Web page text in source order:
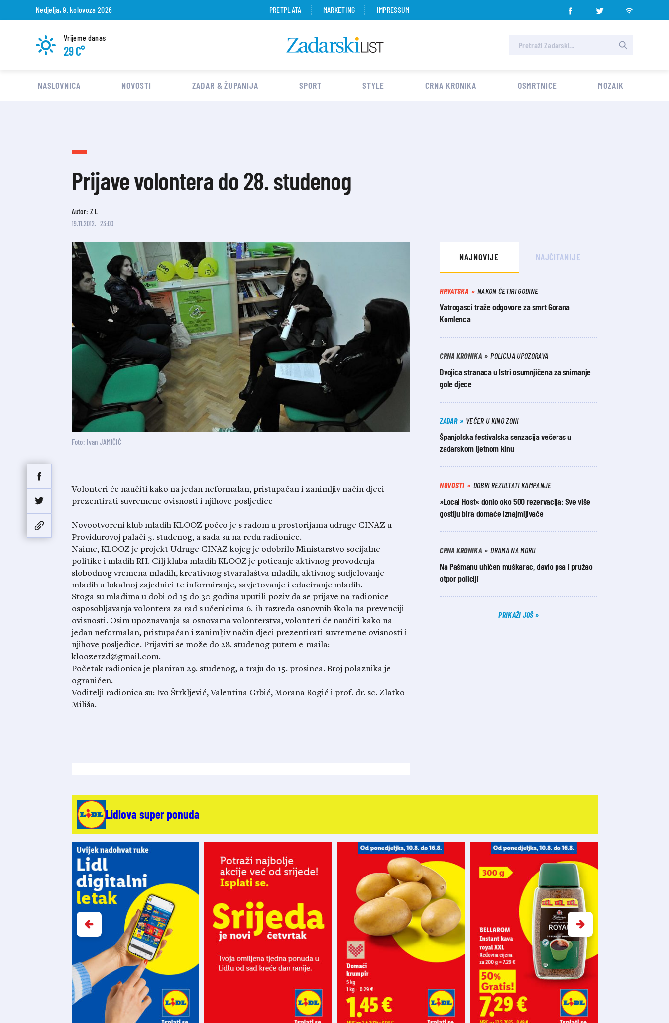
Nedjelja, 9. kolovoza 2026 PRETPLATA MARKETING IMPRESSUM
Vrijeme danas
29 C°
NASLOVNICA NOVOSTI ZADAR & ŽUPANIJA SPORT STYLE CRNA KRONIKA OSMRTNICE MOZAIK
Prijave volontera do 28. studenog
Autor: Z L
19.11.2012. 23:00
Foto: Ivan JAMIČIĆ
Volonteri će naučiti kako na jedan neformalan, pristupačan i zanimljiv način djeci
prezentirati suvremene ovisnosti i njihove posljedice
Novootvoreni klub mladih KLOOZ počeo je s radom u prostorijama udruge CINAZ u
Providurovoj palači 5. studenog, a sada su na redu radionice.
Naime, KLOOZ je projekt Udruge CINAZ kojeg je odobrilo Ministarstvo socijalne
politike i mladih RH. Cilj kluba mladih KLOOZ je poticanje aktivnog provođenja
slobodnog vremena mladih, kreativnog stvaralaštva mladih, aktivnog sudjelovanje
mladih u lokalnoj zajednici te informiranje, savjetovanje i educiranje mladih.
Stoga su mladima u dobi od 15 do 30 godina uputili poziv da se prijave na radionice
osposobljavanja volontera za rad s učenicima 6.-ih razreda osnovnih škola na prevenciji
ovisnosti. Osim upoznavanja sa osnovama volonterstva, volonteri će naučiti kako na
jedan neformalan, pristupačan i zanimljiv način djeci prezentirati suvremene ovisnosti i
njihove posljedice. Prijaviti se može do 28. studenog putem e-maila:
kloozerzd@gmail.com.
Početak radionica je planiran 29. studenog, a traju do 15. prosinca. Broj polaznika je
ograničen.
Voditelji radionica su: Ivo Štrkljević, Valentina Grbić, Morana Rogić i prof. dr. sc. Zlatko
Miliša.
NAJNOVIJE NAJČITANIJE
HRVATSKA NAKON ČETIRI GODINE
Vatrogasci traže odgovore za smrt Gorana
Komlenca
CRNA KRONIKA POLICIJA UPOZORAVA
Dvojica stranaca u Istri osumnjičena za snimanje
gole djece
ZADAR VEČER U KINO ZONI
Španjolska festivalska senzacija večeras u
zadarskom ljetnom kinu
NOVOSTI DOBRI REZULTATI KAMPANJE
»Local Host« donio oko 500 rezervacija: Sve više
gostiju bira domaće iznajmljivače
CRNA KRONIKA DRAMA NA MORU
Na Pašmanu uhićen muškarac, davio psa i pružao
otpor policiji
PRIKAŽI JOŠ
Lidlova super ponuda